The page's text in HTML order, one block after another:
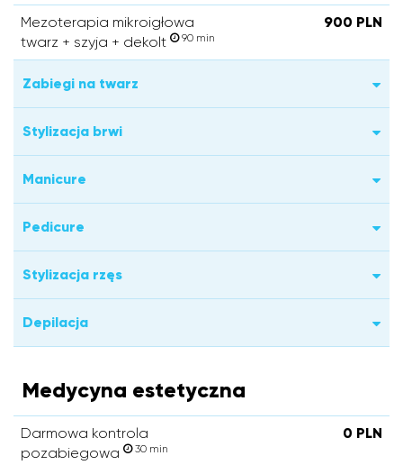
Mezoterapia mikroigłowa
twarz + szyja + dekolt
90 min
900 PLN
Zabiegi na twarz
Stylizacja brwi
Manicure
Pedicure
Stylizacja rzęs
Depilacja
Medycyna estetyczna
Darmowa kontrola
pozabiegowa
30 min
0 PLN